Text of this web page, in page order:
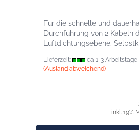
Für die schnelle und
Durchführung von 2 Kabeln
Luftdichtungsebene.
Lieferzeit:
ca 1-3 Arbeitstage
(Ausland abweichend)
inkl. 19%